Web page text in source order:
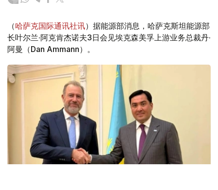
（哈萨克国际通讯社讯）据能源部消息，哈萨克斯坦能源部
长叶尔兰·阿克肯杰诺夫3日会见埃克森美孚上游业务总裁丹·
阿曼（Dan Ammann）。